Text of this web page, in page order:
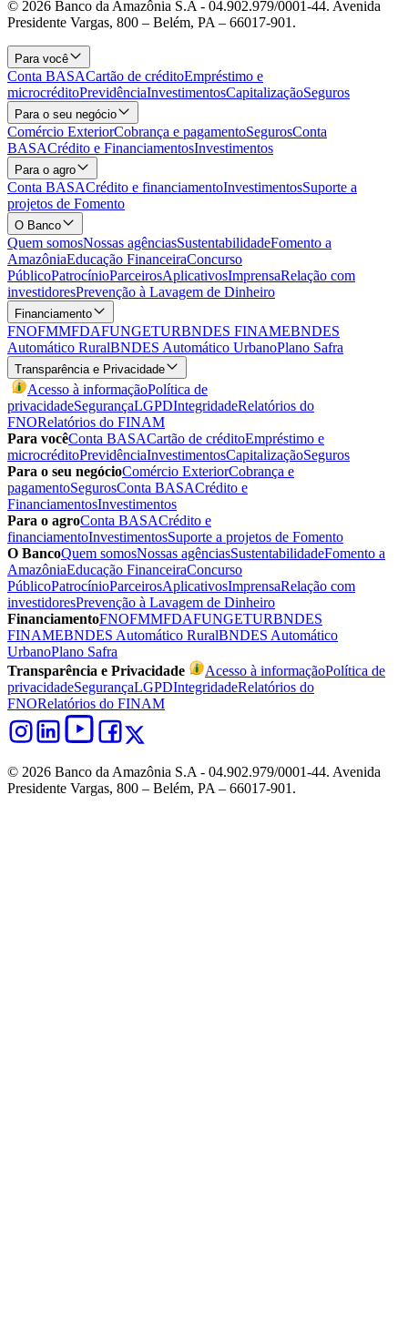
© 2026 Banco da Amazônia S.A - 04.902.979/0001‐44. Avenida
Presidente Vargas, 800 – Belém, PA – 66017-901.
Para você
Conta BASACartão de créditoEmpréstimo e
microcréditoPrevidênciaInvestimentosCapitalizaçãoSeguros
Para o seu negócio
Comércio ExteriorCobrança e pagamentoSegurosConta
BASACrédito e FinanciamentosInvestimentos
Para o agro
Conta BASACrédito e financiamentoInvestimentosSuporte a
projetos de Fomento
O Banco
Quem somosNossas agênciasSustentabilidadeFomento a
AmazôniaEducação FinanceiraConcurso
PúblicoPatrocínioParceirosAplicativosImprensaRelação com
investidoresPrevenção à Lavagem de Dinheiro
Financiamento
FNOFMMFDAFUNGETURBNDES FINAMEBNDES
Automático RuralBNDES Automático UrbanoPlano Safra
Transparência e Privacidade
Acesso à informaçãoPolítica de
privacidadeSegurançaLGPDIntegridadeRelatórios do
FNORelatórios do FINAM
Para vocêConta BASACartão de créditoEmpréstimo e
microcréditoPrevidênciaInvestimentosCapitalizaçãoSeguros
Para o seu negócioComércio ExteriorCobrança e
pagamentoSegurosConta BASACrédito e
FinanciamentosInvestimentos
Para o agroConta BASACrédito e
financiamentoInvestimentosSuporte a projetos de Fomento
O BancoQuem somosNossas agênciasSustentabilidadeFomento a
AmazôniaEducação FinanceiraConcurso
PúblicoPatrocínioParceirosAplicativosImprensaRelação com
investidoresPrevenção à Lavagem de Dinheiro
FinanciamentoFNOFMMFDAFUNGETURBNDES
FINAMEBNDES Automático RuralBNDES Automático
UrbanoPlano Safra
Transparência e Privacidade
Acesso à informaçãoPolítica de
privacidadeSegurançaLGPDIntegridadeRelatórios do
FNORelatórios do FINAM
© 2026 Banco da Amazônia S.A - 04.902.979/0001‐44. Avenida
Presidente Vargas, 800 – Belém, PA – 66017-901.